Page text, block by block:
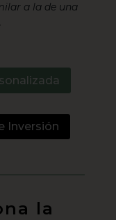
a la de una
Inversión
la